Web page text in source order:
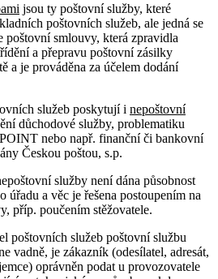
jsou ty poštovní služby, které
poštovních služeb, ale jedná se
poštovní smlouvy, která zpravidla
a přepravu poštovní zásilky
a je prováděna za účelem dodání
služeb poskytují i nepoštovní
důchodové služby, problematiku
nebo např. finanční či bankovní
Českou poštou, s.p.
služby není dána působnost
úřadu a věc je řešena postoupením na
příp. poučením stěžovatele.
poštovních služeb poštovní službu
vadně, je zákazník (odesílatel, adresát,
oprávněn podat u provozovatele